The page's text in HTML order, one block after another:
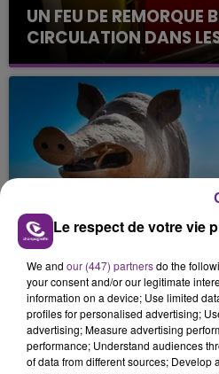
UN FEU DE REMORQUE
CIRCULATION DANS
Un feu de remorque s'est
fin de matinée sur l'A34.
VENEZ FÊTER CE
L'ANNIVERSAIRE DE
Ce samedi 8 août sera un
l'anniversaire du plus gros
Une fête est donc
conviés !
TITRES DIFFUSÉS
Le respect de votre vie
We and our (447) partnersdo the
your consent and/or our legitimate
information on a device; Use limited
profiles for personalised advertising;
advertising; Measure advertising
performance; Understand audiences
of data from different sources; Develop